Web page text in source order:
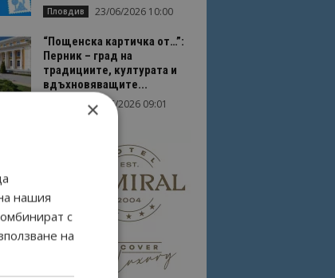
Пловдив 23/06/2026 10:00
“Пощенска картичка от…”:
Перник – град на
традициите, културата и
вдъхновяващите...
17/06/2026 09:01
×
нашия
с
на